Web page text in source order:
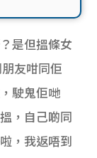
是但搵條女
友咁同佢
駛鬼佢哋
，自己啲同
，我返唔到